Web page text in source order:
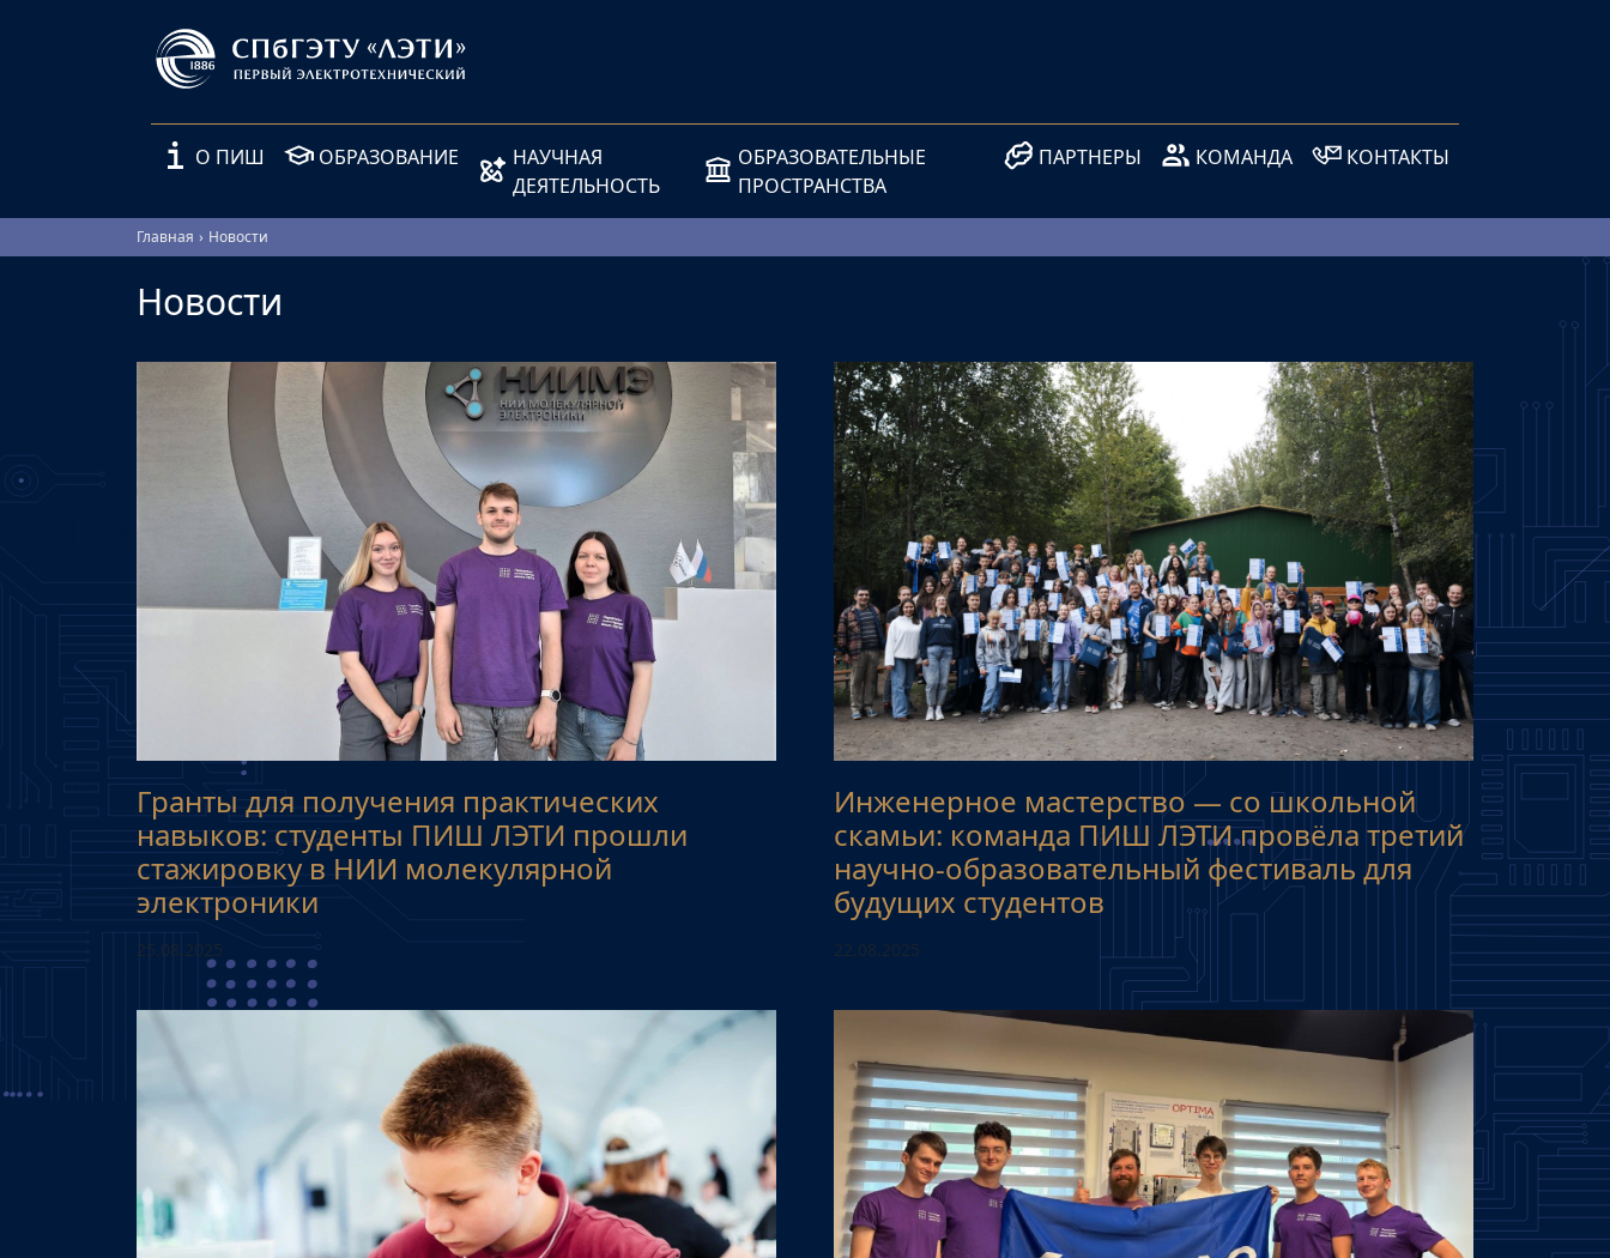
О ПИШ ОБРАЗОВАНИЕ
НАУЧНАЯ
ДЕЯТЕЛЬНОСТЬ
ОБРАЗОВАТЕЛЬНЫЕ
ПРОСТРАНСТВА
ПАРТНЕРЫ КОМАНДА КОНТАКТЫ
Главная Новости
Новости
Гранты для получения практических
навыков: студенты ПИШ ЛЭТИ прошли
стажировку в НИИ молекулярной
электроники
25.08.2025
Инженерное мастерство — со школьной
скамьи: команда ПИШ ЛЭТИ провёла третий
научно-образовательный фестиваль для
будущих студентов
22.08.2025